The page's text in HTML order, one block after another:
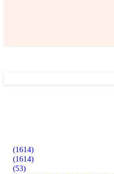
(1614)
(1614)
(53)